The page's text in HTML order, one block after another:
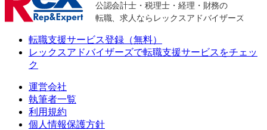
転職支援サービス登録（無料）
レックスアドバイザーズで転職支援サービスをチェッ
ク
運営会社
執筆者一覧
利用規約
個人情報保護方針